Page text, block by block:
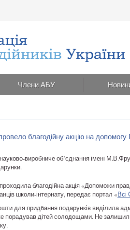
Члени АБУ
благодійну акцію на допомогу
виробниче об’єднання імені
благодійна акція «Допоможи
школи-інтернату, передає портал «Всі
для придбання подарунків виділила
дітей солодощами. Не